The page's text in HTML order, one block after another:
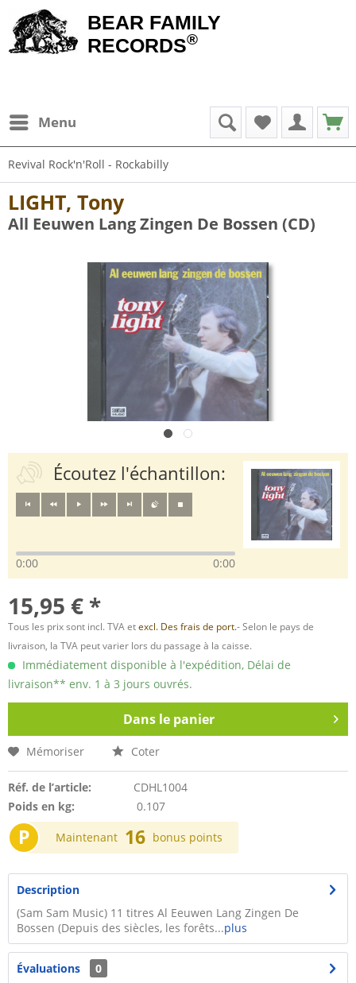
BEAR FAMILY
RECORDS®
Menu
Revival Rock'n'Roll - Rockabilly
LIGHT, Tony
All Eeuwen Lang Zingen De Bossen (CD)
Écoutez l'échantillon:
0:00 0:00
15,95 € *
Tous les prix sont incl. TVA etexcl. Des frais de port.- Selon le pays de
livraison, la TVA peut varier lors du passage à la caisse.
Immédiatement disponible à l'expédition, Délai de
livraison** env. 1 à 3 jours ouvrés.
Dans le panier
Mémoriser Coter
Réf. de l’article:
CDHL1004
Poids en kg:
0.107
P Maintenant 16 bonus points
Description
(Sam Sam Music) 11 titres Al Eeuwen Lang Zingen De
Bossen (Depuis des siècles, les forêts...plus
Évaluations
0